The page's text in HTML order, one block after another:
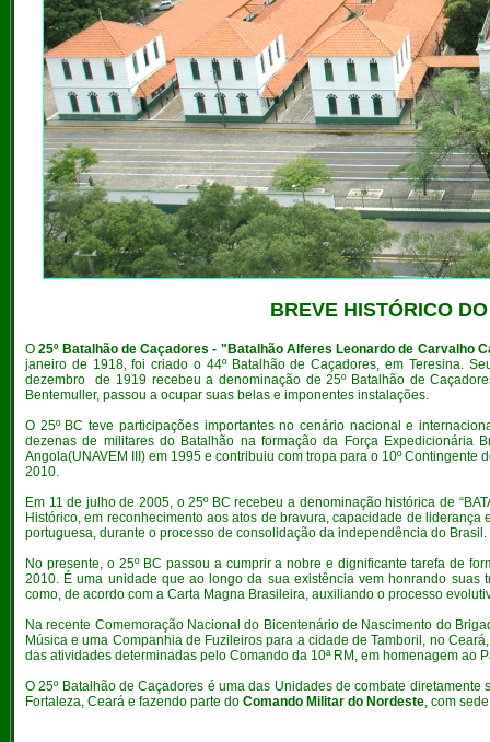
BREVE HISTÓRICO
O25º Batalhão de Caçadores - "Batalhão Alferes Leonardo de Carvalho
janeiro de 1918, foi criado o 44º Batalhão de Caçadores, em Teresina.
dezembro de 1919 recebeu a denominação de 25º Batalhão de
Bentemuller, passou a ocupar suas belas e imponentes instalações.
O 25º BC teve participações importantes no cenário nacional e
dezenas de militares do Batalhão na formação da Força Expedicionária
Angola(UNAVEM III) em 1995 e contribuiu com tropa para o 10º
2010.
Em 11 de julho de 2005, o 25º BC recebeu a denominação histórica de
Histórico, em reconhecimento aos atos de bravura, capacidade de
portuguesa, durante o processo de consolidação da independência do Brasil.
No presente, o 25º BC passou a cumprir a nobre e dignificante tarefa de
2010. É uma unidade que ao longo da sua existência vem honrando suas
como, de acordo com a Carta Magna Brasileira, auxiliando o processo
Na recente Comemoração Nacional do Bicentenário de Nascimento do
Música e uma Companhia de Fuzileiros para a cidade de Tamboril, no
das atividades determinadas pelo Comando da 10ª RM, em homenagem ao
O 25º Batalhão de Caçadores é uma das Unidades de combate diretamente
Fortaleza, Ceará e fazendo parte do Comando Militar do Nordeste, com